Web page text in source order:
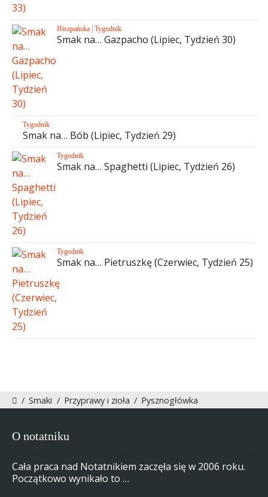
Hiszpańska | Tygodnik
Smak na… Gazpacho (Lipiec, Tydzień 30)
Tygodnik
Smak na… Bób (Lipiec, Tydzień 29)
Tygodnik
Smak na… Spaghetti (Lipiec, Tydzień 26)
Tygodnik
Smak na… Pietruszkę (Czerwiec, Tydzień 25)
/ Smaki / Przyprawy i zioła / Pysznogłówka
O notatniku
Cała praca nad Notatnikiem zaczęła się w 2006 roku.
Początkowo wynikało to …